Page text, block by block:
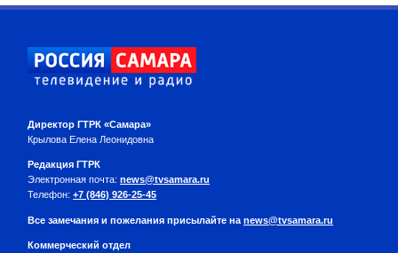
Директор ГТРК «Самара»
Крылова Елена Леонидовна
Редакция ГТРК
Электронная почта: news@tvsamara.ru
Телефон: +7 (846) 926-25-45
Все замечания и пожелания присылайте на news@tvsamara.ru
Коммерческий отдел